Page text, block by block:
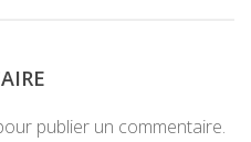
publier un commentaire.